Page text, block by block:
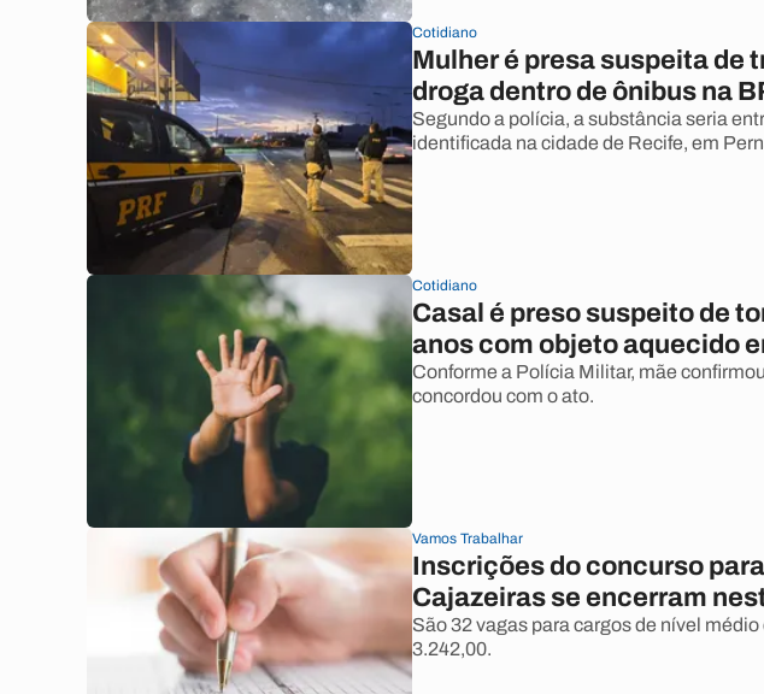
Cotidiano
Mulher é presa suspeita de
droga dentro de ônibus na
Segundo a polícia, a substância seria
identificada na cidade de Recife, em
Cotidiano
Casal é preso suspeito de
anos com objeto aquecido
Conforme a Polícia Militar, mãe
concordou com o ato.
Vamos Trabalhar
Inscrições do concurso
Cajazeiras se encerram
São 32 vagas para cargos de nível
3.242,00.